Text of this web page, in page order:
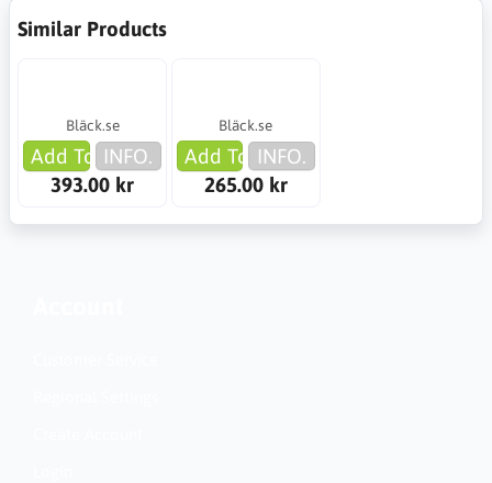
Similar Products
Bläck.se
Add To Cart
INFO.
393.00 kr
Bläck.se
Add To Cart
INFO.
265.00 kr